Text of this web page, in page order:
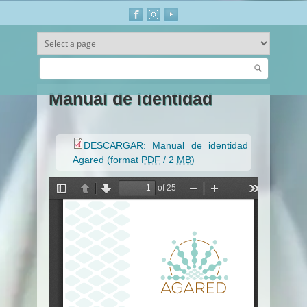
Buscar
Manual de identidad
DESCARGAR: Manual de identidad
Agared (format PDF / 2 MB)